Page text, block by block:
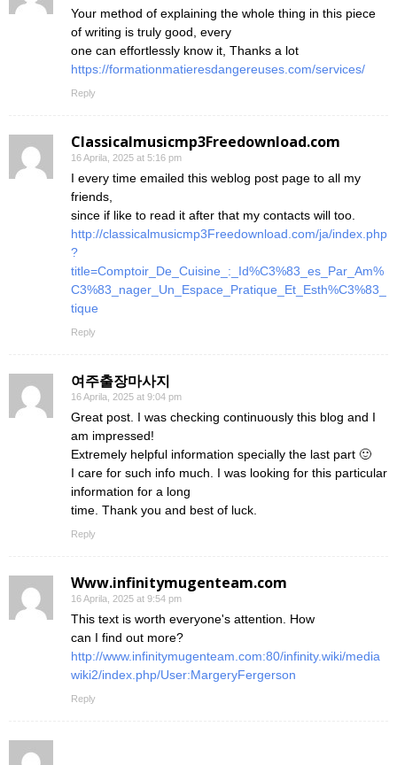
Your method of explaining the whole thing in this piece
of writing is truly good, every
one can effortlessly know it, Thanks a lot
https://formationmatieresdangereuses.com/services/
Reply
Classicalmusicmp3Freedownload.com
16 Aprila, 2025 at 5:16 pm
I every time emailed this weblog post page to all my
friends,
since if like to read it after that my contacts will too.
http://classicalmusicmp3Freedownload.com/ja/index.php
?
title=Comptoir_De_Cuisine_:_Id%C3%83_es_Par_Am%
C3%83_nager_Un_Espace_Pratique_Et_Esth%C3%83_
tique
Reply
여주출장마사지
16 Aprila, 2025 at 9:04 pm
Great post. I was checking continuously this blog and I
am impressed!
Extremely helpful information specially the last part 🙂
I care for such info much. I was looking for this particular
information for a long
time. Thank you and best of luck.
Reply
Www.infinitymugenteam.com
16 Aprila, 2025 at 9:54 pm
This text is worth everyone's attention. How
can I find out more?
http://www.infinitymugenteam.com:80/infinity.wiki/media
wiki2/index.php/User:MargeryFergerson
Reply